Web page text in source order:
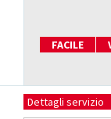
FACILE
Dettagli servizio